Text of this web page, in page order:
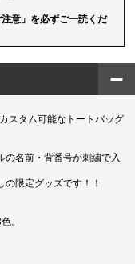
意」を必ずご一読くだ
スタム可能なトートバッグ
名前・背番号が刺繍で入
限定グッズです！！
。